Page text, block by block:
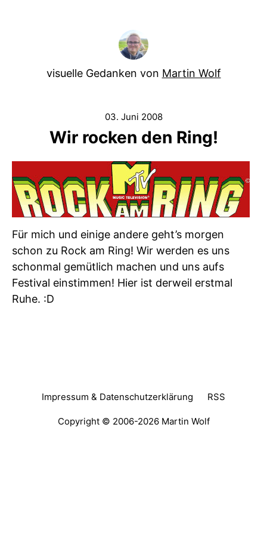
visuelle Gedanken von Martin Wolf
03. Juni 2008
Wir rocken den Ring!
Für mich und einige andere geht’s morgen
schon zu Rock am Ring! Wir werden es uns
schonmal gemütlich machen und uns aufs
Festival einstimmen! Hier ist derweil erstmal
Ruhe. :D
Impressum & Datenschutzerklärung RSS
Copyright © 2006-2026 Martin Wolf